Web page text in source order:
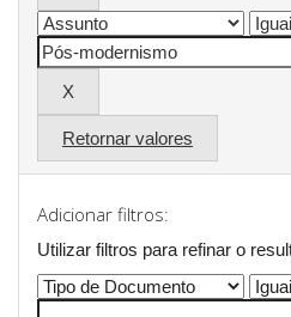
Retornar valores
Adicionar filtros:
Utilizar filtros para refinar o